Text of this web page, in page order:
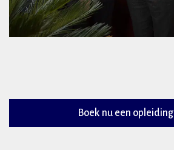
Boek nu een opleiding